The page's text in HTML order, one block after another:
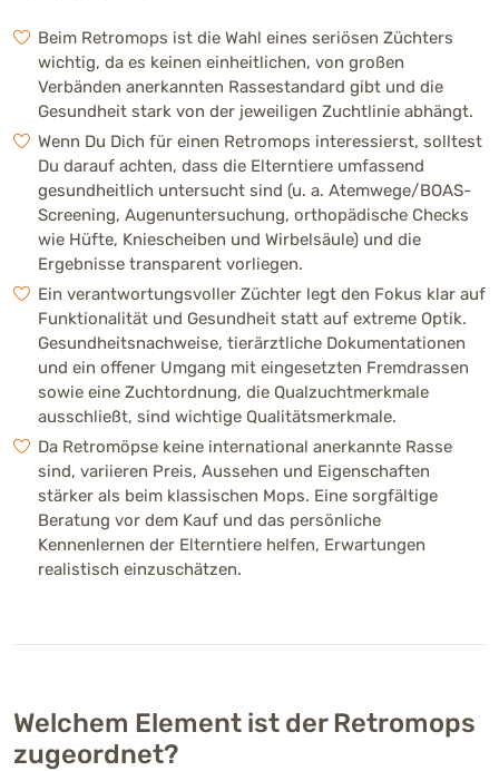
Beim Retromops ist die Wahl eines seriösen Züchters
wichtig, da es keinen einheitlichen, von großen
Verbänden anerkannten Rassestandard gibt und die
Gesundheit stark von der jeweiligen Zuchtlinie abhängt.
Wenn Du Dich für einen Retromops interessierst, solltest
Du darauf achten, dass die Elterntiere umfassend
gesundheitlich untersucht sind (u. a. Atemwege/BOAS-
Screening, Augenuntersuchung, orthopädische Checks
wie Hüfte, Kniescheiben und Wirbelsäule) und die
Ergebnisse transparent vorliegen.
Ein verantwortungsvoller Züchter legt den Fokus klar auf
Funktionalität und Gesundheit statt auf extreme Optik.
Gesundheitsnachweise, tierärztliche Dokumentationen
und ein offener Umgang mit eingesetzten Fremdrassen
sowie eine Zuchtordnung, die Qualzuchtmerkmale
ausschließt, sind wichtige Qualitätsmerkmale.
Da Retromöpse keine international anerkannte Rasse
sind, variieren Preis, Aussehen und Eigenschaften
stärker als beim klassischen Mops. Eine sorgfältige
Beratung vor dem Kauf und das persönliche
Kennenlernen der Elterntiere helfen, Erwartungen
realistisch einzuschätzen.
Welchem Element ist der Retromops
zugeordnet?